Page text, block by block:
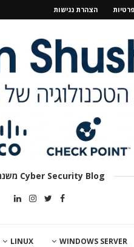
הצהרת נגישות
Cyber Security Blog משנת 2013
WINDOWS SERVER
LINUX